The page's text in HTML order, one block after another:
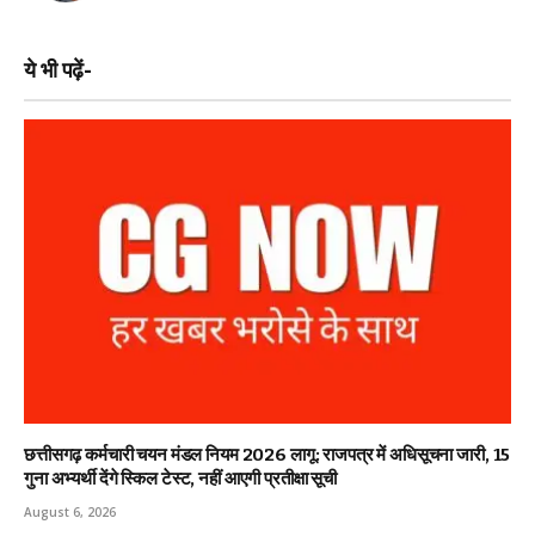
ये भी पढ़ें-
छत्तीसगढ़ कर्मचारी चयन मंडल नियम 2026 लागू: राजपत्र में अधिसूचना जारी, 15
गुना अभ्यर्थी देंगे स्किल टेस्ट, नहीं आएगी प्रतीक्षा सूची
August 6, 2026